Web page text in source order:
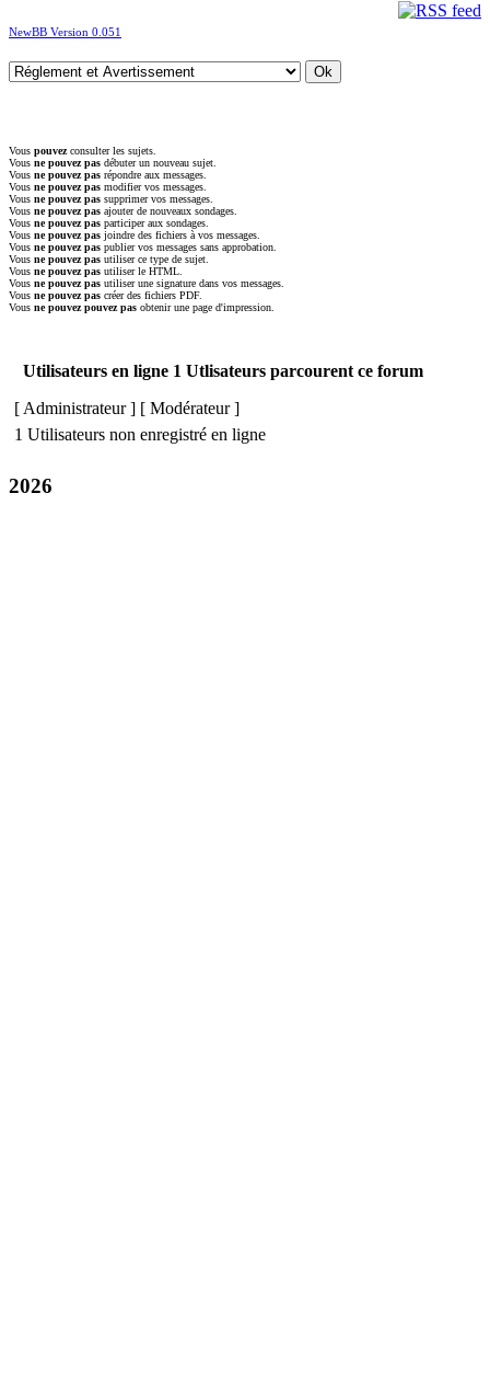
NewBB Version 0.051
Vous pouvezconsulter les sujets.
Vous ne pouvez pas débuter un nouveau sujet.
Vous ne pouvez pas répondre aux messages.
Vous ne pouvez pas modifier vos messages.
Vous ne pouvez pas supprimer vos messages.
Vous ne pouvez pas ajouter de nouveaux sondages.
Vous ne pouvez pas participer aux sondages.
Vous ne pouvez pas joindre des fichiers à vos messages.
Vous ne pouvez pas publier vos messages sans approbation.
Vous ne pouvez pas utiliser ce type de sujet.
Vous ne pouvez pas utiliser le HTML.
Vous ne pouvez pas utiliser une signature dans vos messages.
Vous ne pouvez pas créer des fichiers PDF.
Vous ne pouvez pouvez pas obtenir une page d'impression.
Utilisateurs en ligne 1 Utlisateurs parcourent ce forum
[ Administrateur] [ Modérateur]
1 Utilisateurs non enregistré en ligne
2026